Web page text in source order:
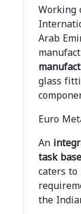
Working
Arab
glass
Euro
An
task
caters to
the